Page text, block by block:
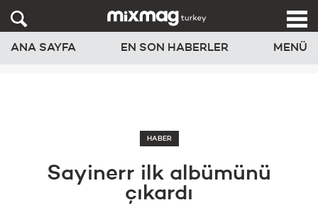
ANA SAYFA EN SON HABERLER MENÜ
HABER
Sayinerr ilk albümünü
çıkardı